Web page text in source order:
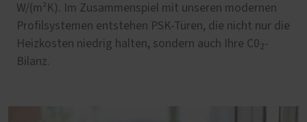
W/(m²K). Im Zusammenspiel mit unseren modernen
Profilsystemen entstehen PSK-Türen, die nicht nur die
Heizkosten niedrig halten, sondern auch Ihre C02-
Bilanz.